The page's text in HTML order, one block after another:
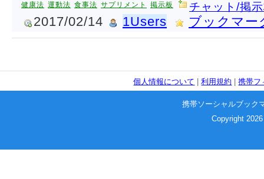
健康法 運動法 食事法 サプリメント 掲示板 チャット/掲
2017/02/14 1Users ブックマー
個人情報について |利用規約 |携帯フ
携帯ソーシャルブック
Copyright